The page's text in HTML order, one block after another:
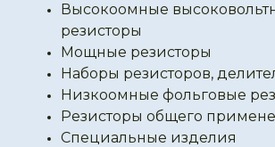
Высокоомные
резисторы
Мощные резисторы
Наборы резисторов,
Низкоомные фольговые
Резисторы общего
Специальные изделия